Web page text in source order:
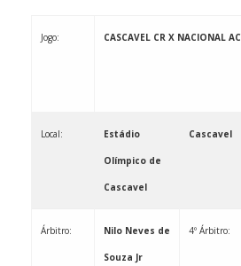
Jogo: CASCAVEL CR X NACIONAL AC
Local: Estádio
Olímpico de
Cascavel
Cascavel
Árbitro: Nilo Neves de
Souza Jr
4º Árbitro: